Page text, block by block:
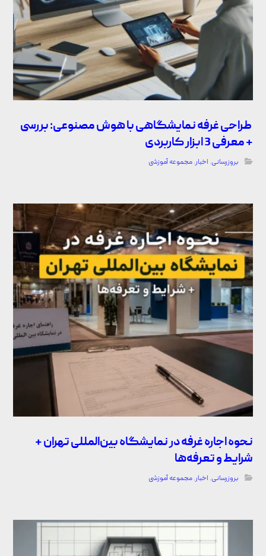
طراحی غرفه نمایشگاهی با هوش مصنوعی: بررسی
+ معرفی 3 ابزار کاربردی
بروزرسانی, اخبار,مجموعه آموزشی
نحوه اجاره غرفه در نمایشگاه بین‌المللی تهران +
شرایط و تعرفه‌ها
بروزرسانی, اخبار,مجموعه آموزشی